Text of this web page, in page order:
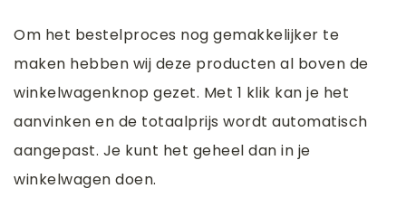
Om het bestelproces nog gemakkelijker te
maken hebben wij deze producten al boven de
winkelwagenknop gezet. Met 1 klik kan je het
aanvinken en de totaalprijs wordt automatisch
aangepast. Je kunt het geheel dan in je
winkelwagen doen.